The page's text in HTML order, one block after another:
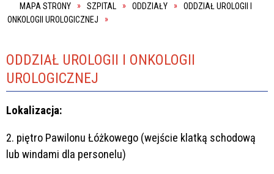
MAPA STRONY SZPITAL ODDZIAŁY
ODDZIAŁ UROLOGII I
ONKOLOGII UROLOGICZNEJ
ODDZIAŁ UROLOGII I ONKOLOGII
UROLOGICZNEJ
Lokalizacja:
2. piętro Pawilonu Łóżkowego (wejście klatką schodową
lub windami dla personelu)